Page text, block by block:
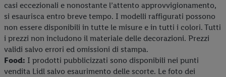
casi eccezionali e nonostante l’attento approvvigionamento,
si esaurisca entro breve tempo. I modelli raffigurati possono
non essere disponibili in tutte le misure e in tutti i colori. Tutti
i prezzi non includono il materiale delle decorazioni. Prezzi
validi salvo errori ed omissioni di stampa.
Food: I prodotti pubblicizzati sono disponibili nei punti
vendita Lidl salvo esaurimento delle scorte. Le foto dei